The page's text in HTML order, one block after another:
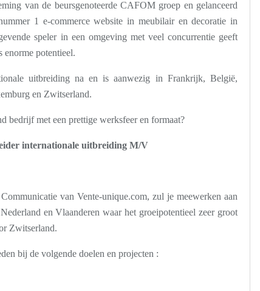
van de beursgenoteerde CAFOM groep en gelanceerd
1 e-commerce website in meubilair en decoratie in
speler in een omgeving met veel concurrentie geeft
potentieel.
uitbreiding na en is aanwezig in Frankrijk, België,
en Zwitserland.
bedrijf met een prettige werksfeer en formaat?
internationale uitbreiding M/V
van Vente-unique.com, zul je meewerken aan
en Vlaanderen waar het groeipotentieel zeer groot
Zwitserland.
bij de volgende doelen en projecten :